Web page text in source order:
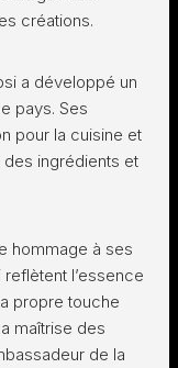
créations.
a développé un
pays. Ses
pour la cuisine et
des ingrédients et
hommage à ses
l’essence
propre touche
maîtrise des
de la